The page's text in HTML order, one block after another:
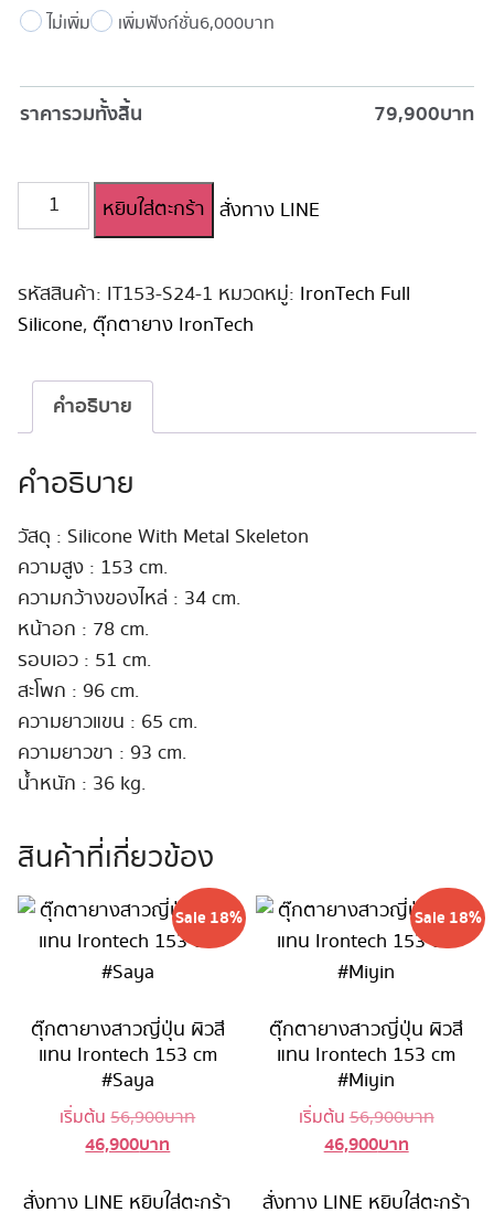
ไม่เพิ่ม เพิ่มฟังก์ชั่น6,000 บาท
ราคารวมทั้งสิ้น 79,900บาท
จำนวน
ตุ๊กตา
Full
Silicone
Miyuki
หยิบใส่ตะกร้า สั่งทาง LINE
รหัสสินค้า: IT153-S24-1 หมวดหมู่: IronTech Full
Silicone, ตุ๊กตายาง IronTech
คำอธิบาย
คำอธิบาย
วัสดุ : Silicone With Metal Skeleton
ความสูง : 153 cm.
ความกว้างของไหล่ : 34 cm.
หน้าอก : 78 cm.
รอบเอว : 51 cm.
สะโพก : 96 cm.
ความยาวแขน : 65 cm.
ความยาวขา : 93 cm.
น้ำหนัก : 36 kg.
สินค้าที่เกี่ยวข้อง
Sale 18%
ตุ๊กตายางสาวญี่ปุ่น ผิวสี
แทน Irontech 153 cm
#Saya
เริ่มต้น56,900บาทOriginal
56,900 บาท.
46,900บาท
is:
สั่งทาง LINE หยิบใส่ตะกร้า
Sale 18%
ตุ๊กตายางสาวญี่ปุ่น ผิวสี
แทน Irontech 153 cm
#Miyin
เริ่มต้น56,900บาทOriginal
56,900
46,900บาทCurrent
is:
สั่งทาง LINE หยิบใส่ตะกร้า